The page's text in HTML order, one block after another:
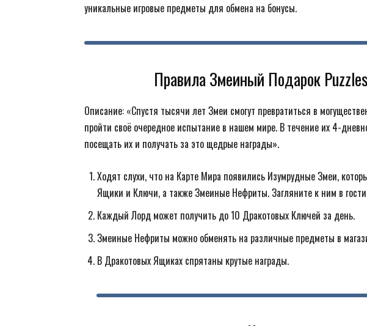
уникальные игровые предметы для обмена на бонусы.
Правила Змеиный Подарок
Описание: «Спустя тысячи лет Змеи смогут превратиться в
пройти своё очередное испытание в нашем мире. В течение их 4-
посещать их и получать за это щедрые награды».
Ходят слухи, что на Карте Мира появились Изумрудные Змеи,
Ящики и Ключи, а также Змеиные Нефриты. Загляните к ним в
Каждый Лорд может получить до 10 Дракотовых Ключей за день.
Змеиные Нефриты можно обменять на различные предметы в
В Дракотовых Ящиках спрятаны крутые награды.